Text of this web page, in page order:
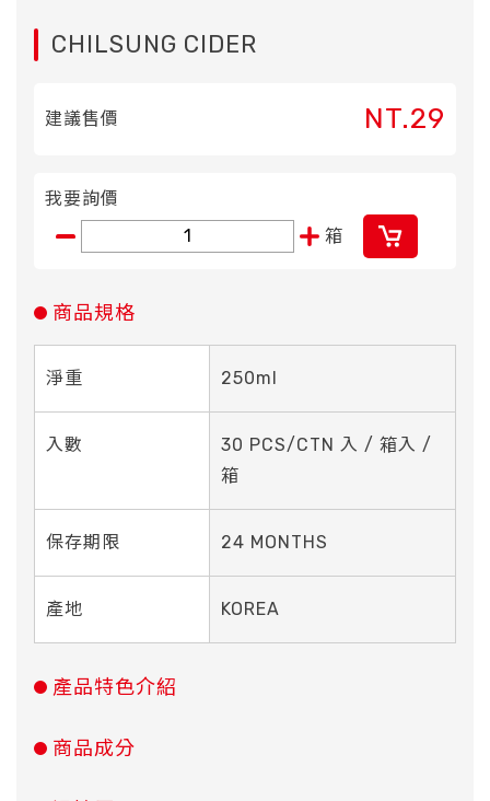
CHILSUNG CIDER
建議售價 NT.29
我要詢價
箱
商品規格
淨重 250ml
入數
30 PCS/CTN 入 / 箱入 /
箱
保存期限 24 MONTHS
產地 KOREA
產品特色介紹
商品成分